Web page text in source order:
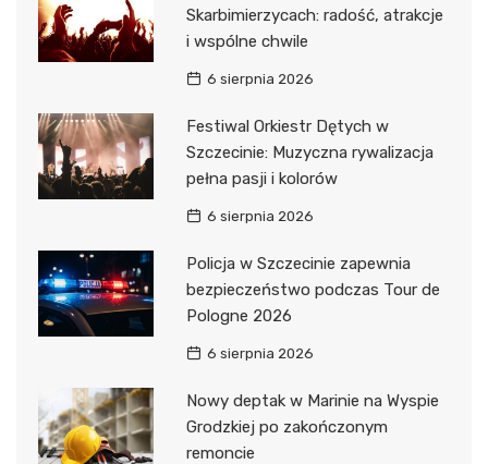
Skarbimierzycach: radość, atrakcje
i wspólne chwile
6 sierpnia 2026
Festiwal Orkiestr Dętych w
Szczecinie: Muzyczna rywalizacja
pełna pasji i kolorów
6 sierpnia 2026
Policja w Szczecinie zapewnia
bezpieczeństwo podczas Tour de
Pologne 2026
6 sierpnia 2026
Nowy deptak w Marinie na Wyspie
Grodzkiej po zakończonym
remoncie